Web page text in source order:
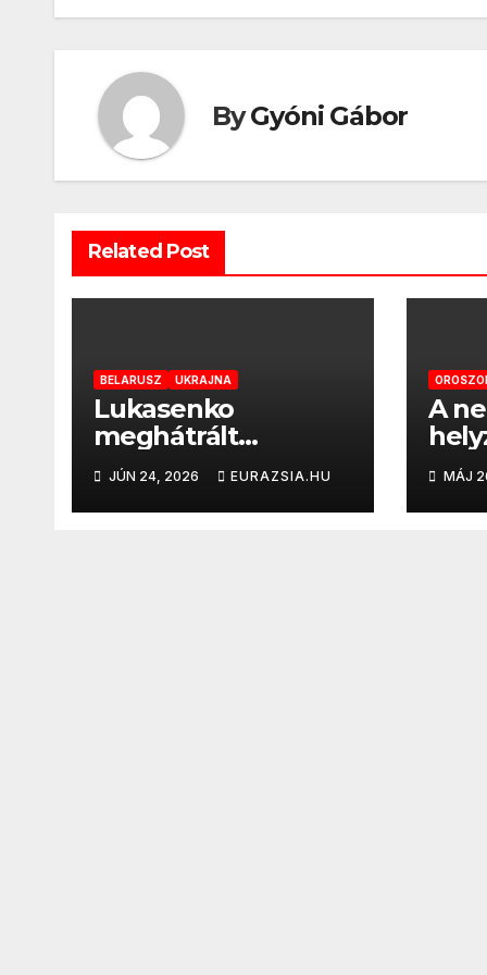
ByGyóni Gábor
Related Post
BELARUSZ UKRAJNA
Lukasenko
meghátrált
Zelenszkij szavára
JÚN 24, 2026 EURAZSIA.HU
A
MÁJ